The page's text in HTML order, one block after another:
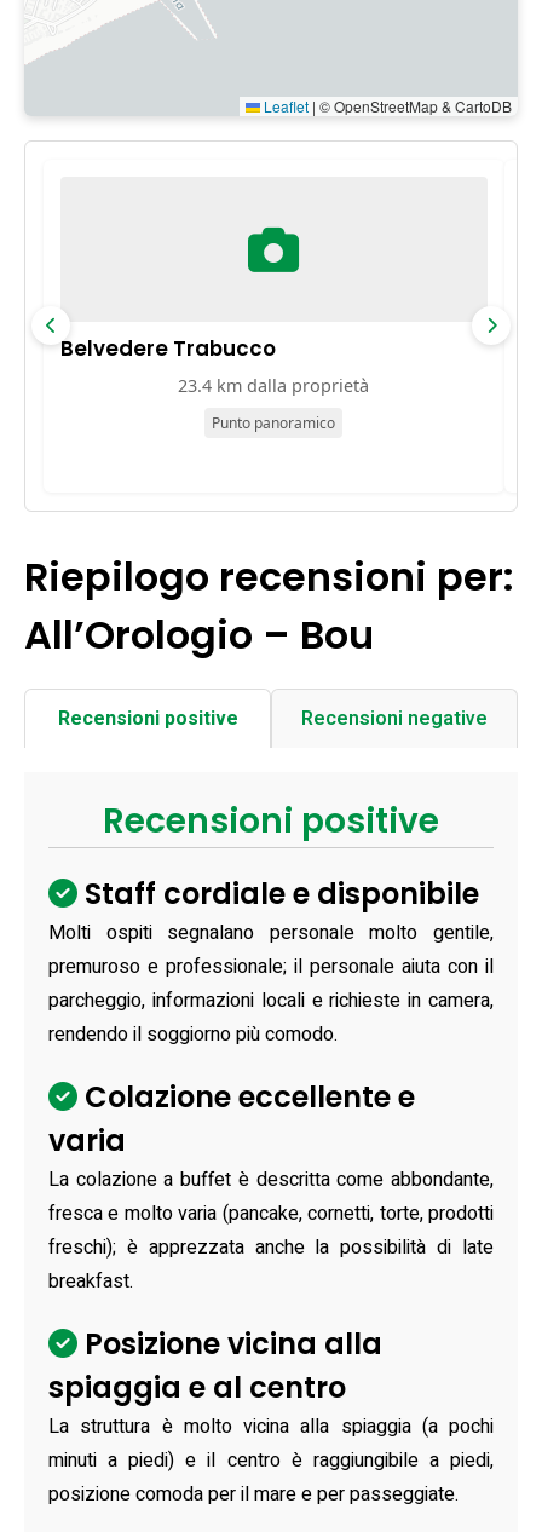
Leaflet | © OpenStreetMap & CartoDB
Belvedere Trabucco
23.4 km dalla proprietà
Punto panoramico
Riepilogo recensioni per:
All’Orologio – Bou
Recensioni positive Recensioni negative
Recensioni positive
Staff cordiale e disponibile
Molti ospiti segnalano personale molto gentile,
premuroso e professionale; il personale aiuta con il
parcheggio, informazioni locali e richieste in camera,
rendendo il soggiorno più comodo.
Colazione eccellente e
varia
La colazione a buffet è descritta come abbondante,
fresca e molto varia (pancake, cornetti, torte, prodotti
freschi); è apprezzata anche la possibilità di late
breakfast.
Posizione vicina alla
spiaggia e al centro
La struttura è molto vicina alla spiaggia (a pochi
minuti a piedi) e il centro è raggiungibile a piedi,
posizione comoda per il mare e per passeggiate.